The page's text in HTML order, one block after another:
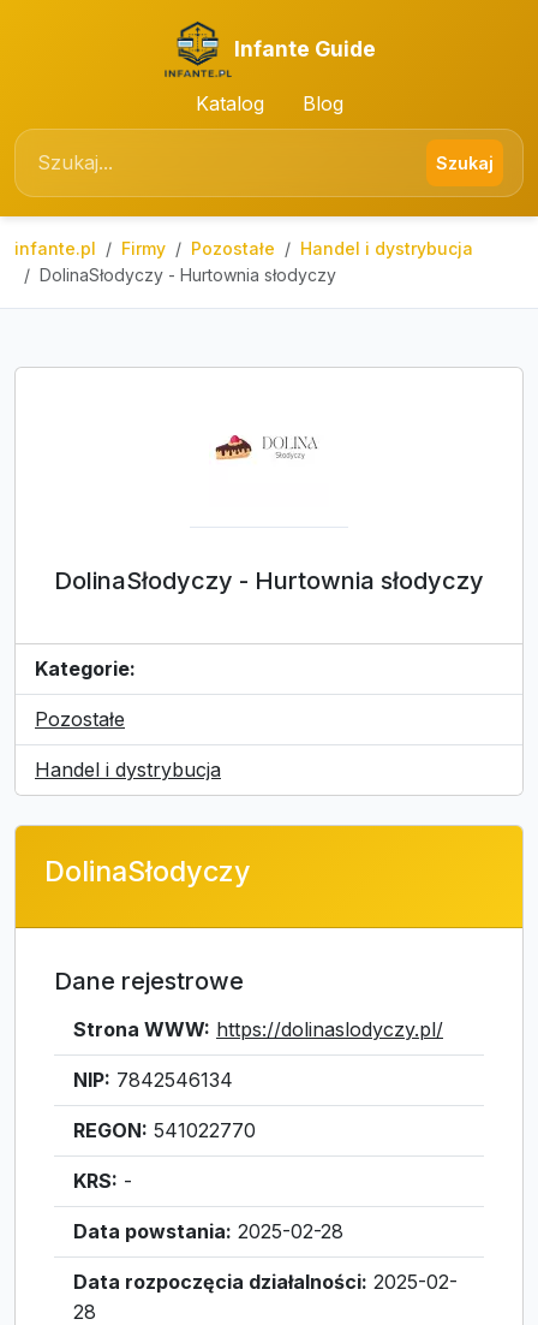
Infante Guide
Katalog Blog
Szukaj
infante.pl Firmy Pozostałe
Handel i dystrybucja
DolinaSłodyczy - Hurtownia słodyczy
DolinaSłodyczy - Hurtownia słodyczy
Kategorie:
Pozostałe
Handel i dystrybucja
DolinaSłodyczy
Dane rejestrowe
Strona WWW: https://dolinaslodyczy.pl/
NIP: 7842546134
REGON: 541022770
KRS: -
Data powstania: 2025-02-28
Data rozpoczęcia działalności: 2025-02-
28